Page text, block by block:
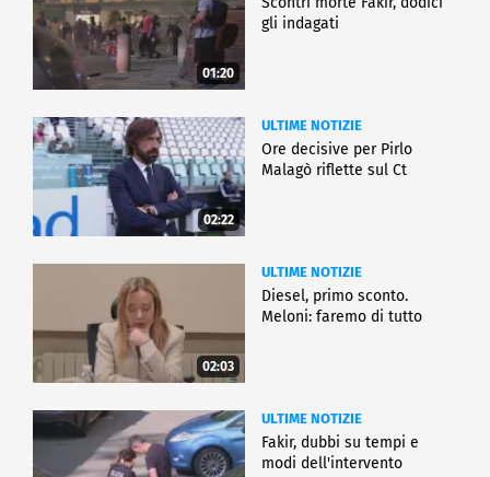
01:20
gli indagati
02:22
ULTIME NOTIZIE
Ore decisive per Pirlo
Malagò riflette sul Ct
02:03
ULTIME NOTIZIE
Diesel, primo sconto.
Meloni: faremo di tutto
ULTIME NOTIZIE
Fakir, dubbi su tempi e
modi dell'intervento